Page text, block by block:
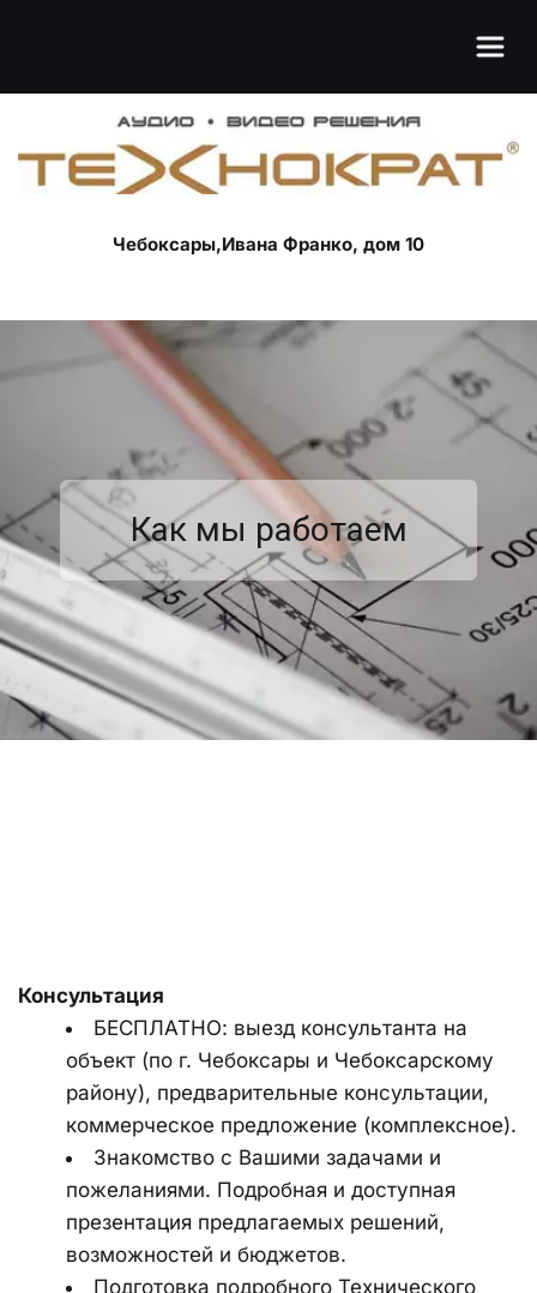
Чебоксары,Ивана Франко, дом 10
Как мы работаем
Консультация
БЕСПЛАТНО: выезд консультанта на
объект (по г. Чебоксары и Чебоксарскому
району), предварительные консультации,
коммерческое предложение (комплексное).
Знакомство с Вашими задачами и
пожеланиями. Подробная и доступная
презентация предлагаемых решений,
возможностей и бюджетов.
Подготовка подробного Технического